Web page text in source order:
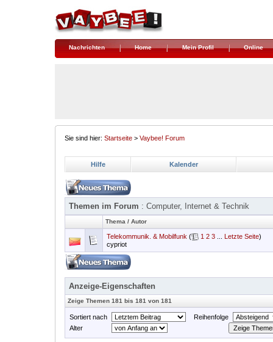
Nachrichten Home Mein Profil Online
Sie sind hier: Startseite > Vaybee! Forum
Hilfe Kalender
Themen im Forum : Computer, Internet & Technik
Thema / Autor
Telekommunik. & Mobilfunk ( 1 2 3 Letzte Seite)
cypriot
Anzeige-Eigenschaften
Zeige Themen 181 bis 181 von 181
Sortiert nach
Reihenfolge
Alter